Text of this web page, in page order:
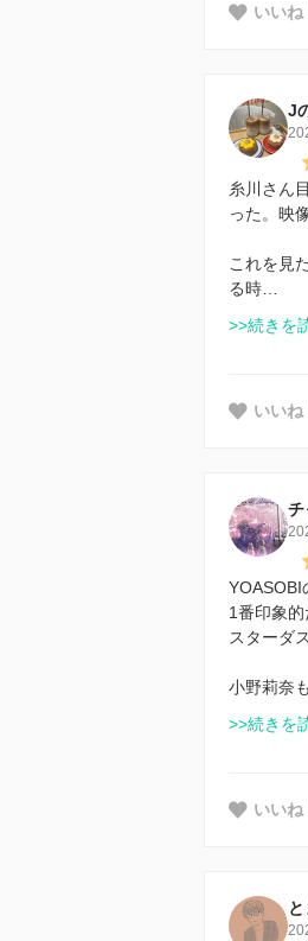
いいね
J
糸川さん
った。映
これを見
る時…
>>続きを
いいね
チ
YOASOBI
1番印象
スターダ
小野莉奈
>>続きを
いいね